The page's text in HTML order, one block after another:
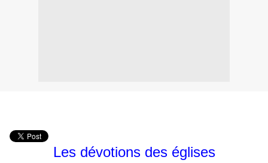
Les dévotions des églises